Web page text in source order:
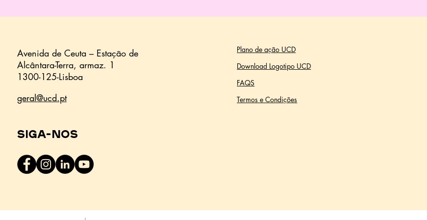
das crianças
Avenida de Ceuta – Estação de
Alcântara-Terra, armaz. 1
1300-125-Lisboa
geral@ucd.pt
Siga-nos
Plano de ação UCD
Download Logotipo UCD
FAQS
Termos e Condições